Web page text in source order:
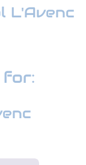
L'Avenc
for: